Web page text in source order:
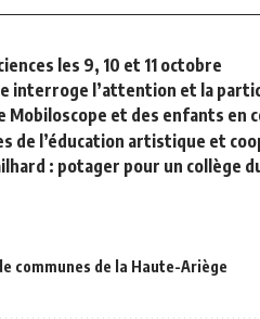
les 9, 10 et 11 octobre
interroge l’attention et la
Mobiloscope et des enfants en
de l’éducation artistique et
: potager pour un collège
communes de la Haute-Ariège